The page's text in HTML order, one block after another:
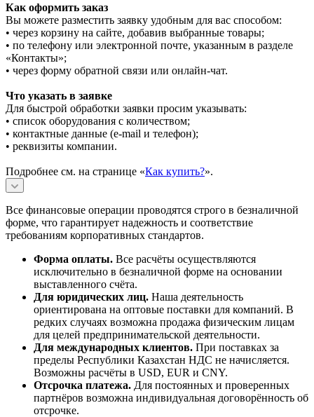
Как оформить заказ
Вы можете разместить заявку удобным для вас способом:
• через корзину на сайте, добавив выбранные товары;
• по телефону или электронной почте, указанным в разделе
«Контакты»;
• через форму обратной связи или онлайн-чат.
Что указать в заявке
Для быстрой обработки заявки просим указывать:
• список оборудования с количеством;
• контактные данные (e-mail и телефон);
• реквизиты компании.
Подробнее см. на странице «Как купить?».
Все финансовые операции проводятся строго в безналичной
форме, что гарантирует надежность и соответствие
требованиям корпоративных стандартов.
Форма оплаты. Все расчёты осуществляются
исключительно в безналичной форме на основании
выставленного счёта.
Для юридических лиц. Наша деятельность
ориентирована на оптовые поставки для компаний. В
редких случаях возможна продажа физическим лицам
для целей предпринимательской деятельности.
Для международных клиентов. При поставках за
пределы Республики Казахстан НДС не начисляется.
Возможны расчёты в USD, EUR и CNY.
Отсрочка платежа. Для постоянных и проверенных
партнёров возможна индивидуальная договорённость об
отсрочке.